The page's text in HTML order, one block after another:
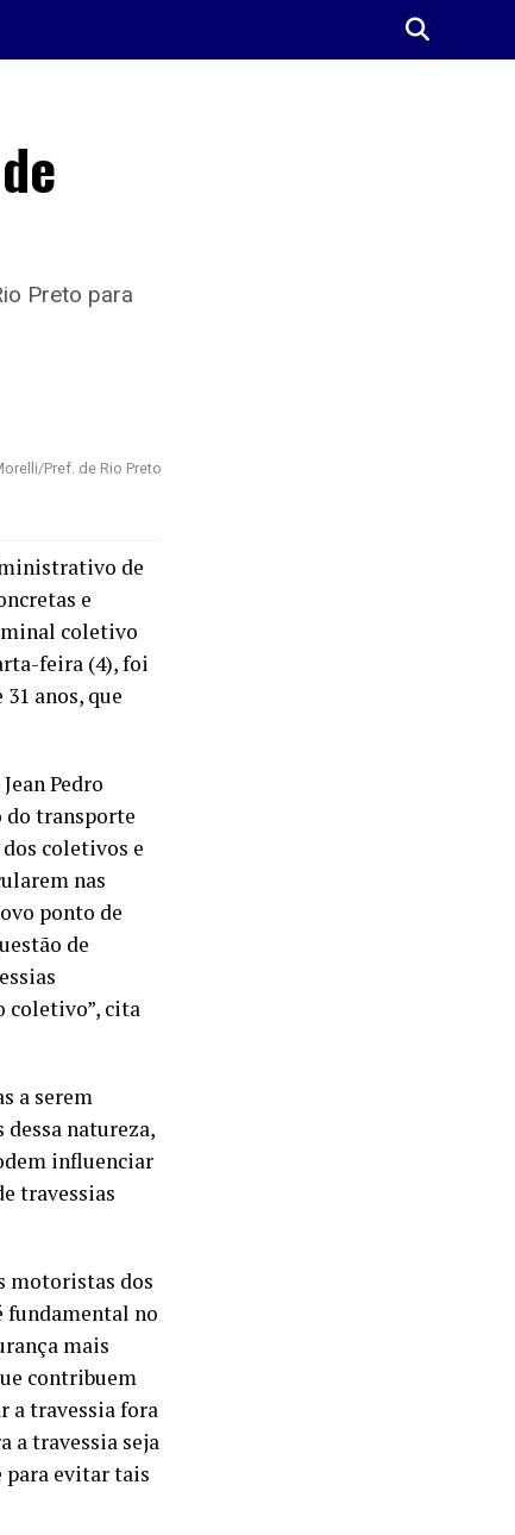
Preto para
Pref. de Rio Preto
de
e
coletivo
feira (4), foi
anos, que
Pedro
do transporte
coletivos e
nas
ponto de
de
coletivo”, cita
a serem
natureza,
influenciar
travessias
motoristas dos
fundamental no
mais
contribuem
a travessia fora
a travessia seja
para evitar tais